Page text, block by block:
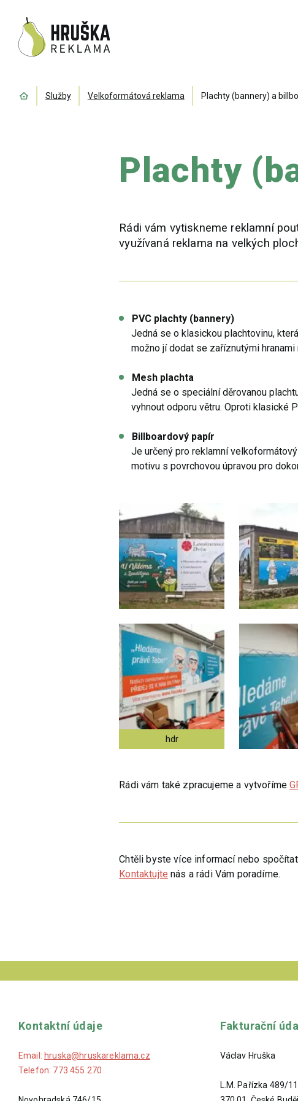
Home Služby Velkoformátová reklama Plachty (bannery) a
Plachty
Rádi vám vytiskneme reklamní
využívaná reklama na velkých
PVC plachty (bannery)
Jedná se o klasickou plachtovinu,
možno jí dodat se zaříznutými
Mesh plachta
Jedná se o speciální děrovanou
vyhnout odporu větru. Oproti klasické
Billboardový papír
Je určený pro reklamní
motivu s povrchovou úpravou pro
hdr
Rádi vám také zpracujeme a vytvoříme
Chtěli byste více informací nebo
Kontaktujte nás a rádi Vám poradíme.
Kontaktní údaje
Email: hruska@hruskareklama.cz
Telefon: 773 455 270
Fakturační
Václav Hruška
L.M. Pařízka 489/11